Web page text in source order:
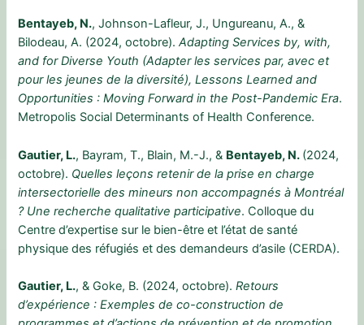
Bentayeb, N., Johnson-Lafleur, J., Ungureanu, A., &
Bilodeau, A. (2024, octobre).Adapting Services by, with,
and for Diverse Youth (Adapter les services par, avec et
pour les jeunes de la diversité), Lessons Learned and
Opportunities : Moving Forward in the Post-Pandemic Era.
Metropolis Social Determinants of Health Conference.
Gautier, L., Bayram, T., Blain, M.-J., & Bentayeb, N. (2024,
octobre). Quelles leçons retenir de la prise en charge
intersectorielle des mineurs non accompagnés à Montréal
? Une recherche qualitative participative. Colloque du
Centre d’expertise sur le bien-être et l’état de santé
physique des réfugiés et des demandeurs d’asile (CERDA).
Gautier, L., & Goke, B. (2024, octobre).Retours
d’expérience : Exemples de co-construction de